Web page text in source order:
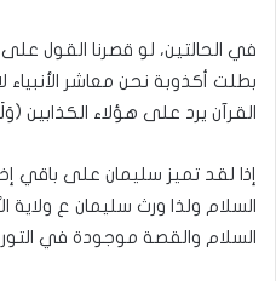
في الحالتين، لو قصرنا القول على
بطلت أكذوبة نحن معاشر الأنبياء
القرآن يرد على هؤلاء الكذابين
إذا لقد تميز سليمان على باقي
السلام ولذا ورث سليمان ع ولاية
السلام والقصة موجودة في